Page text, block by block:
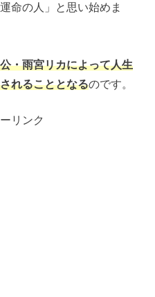
命の人」と思い始めま
・雨宮リカによって人生
れることとなるのです。
リンク